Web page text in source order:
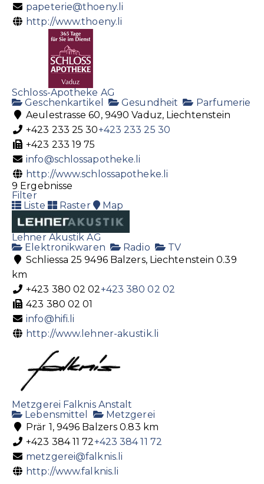
papeterie@thoeny.li
http://www.thoeny.li
Schloss-Apotheke AG
Geschenkartikel
Gesundheit
Parfumerie
Aeulestrasse 60, 9490 Vaduz, Liechtenstein
+423 233 25 30+423 233 25 30
+423 233 19 75
info@schlossapotheke.li
http://www.schlossapotheke.li
9 Ergebnisse
Filter
Liste
Raster Map
Lehner Akustik AG
Elektronikwaren
Radio
TV
Schliessa 25 9496 Balzers, Liechtenstein 0.39
km
+423 380 02 02+423 380 02 02
423 380 02 01
info@hifi.li
http://www.lehner-akustik.li
Metzgerei Falknis Anstalt
Lebensmittel
Metzgerei
Prär 1, 9496 Balzers 0.83 km
+423 384 11 72+423 384 11 72
metzgerei@falknis.li
http://www.falknis.li